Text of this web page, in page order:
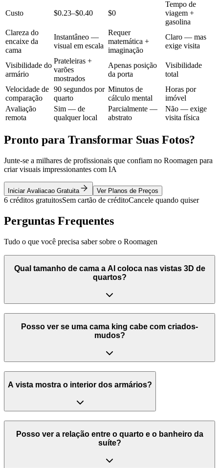
Custo $0.23–$0.40 $0
Tempo de
viagem +
gasolina
Clareza do
encaixe da
cama
Instantâneo —
visual em escala
Requer
matemática +
imaginação
Claro — mas
exige visita
Visibilidade do
armário
Prateleiras +
varões
mostrados
Apenas posição
da porta
Visibilidade
total
Velocidade de
comparação
90 segundos por
quarto
Minutos de
cálculo mental
Horas por
imóvel
Avaliação
remota
Sim — de
qualquer local
Parcialmente —
abstrato
Não — exige
visita física
Pronto para Transformar Suas Fotos?
Junte-se a milhares de profissionais que confiam no Roomagen para
criar visuais impressionantes com IA
Iniciar Avaliacao Gratuita Ver Planos de Preços
6 créditos gratuitosSem cartão de créditoCancele quando quiser
Perguntas Frequentes
Tudo o que você precisa saber sobre o Roomagen
Qual tamanho de cama a AI coloca nas vistas 3D de
quartos?
Posso ver se uma cama king cabe com criados-
mudos?
A vista mostra o interior dos armários?
Posso ver a relação entre o quarto e o banheiro da
suíte?